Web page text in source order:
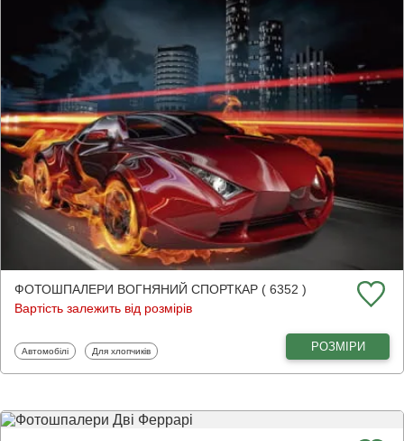
ФОТОШПАЛЕРИ ВОГНЯНИЙ СПОРТКАР ( 6352 )
Вартість залежить від розмірів
Фотошпалери
Автомобілі Фотошпалери
Для хлопчиків РОЗМІРИ